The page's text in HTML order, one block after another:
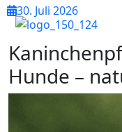
30. Juli 2026
Kaninchenpf
Hunde – nat